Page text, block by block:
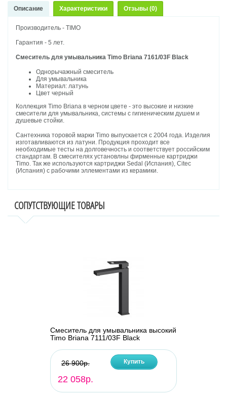
Описание Характеристики Отзывы (0)
Производитель - TIMO
Гарантия - 5 лет.
Смеситель для умывальника Timo Briana 7161/03F Black
Однорычажный смеситель
Для умывальника
Материал: латунь
Цвет черный
Коллекция Timo Briana в черном цвете - это высокие и низкие
смесители для умывальника, системы с гигиеническим душем и
душевые стойки.
Сантехника торовой марки Timo выпускается с 2004 года. Изделия
изготавливаются из латуни. Продукция проходит все
необходимые тесты на долговечность и соответствует российским
стандартам. В смесителях установлны фирменные картриджи
Timo. Так же используются картриджи Sedal (Испания), Citec
(Испания) с рабочими эллементами из керамики.
СОПУТСТВУЮЩИЕ ТОВАРЫ
Смеситель для умывальника высокий
Timo Briana 7111/03F Black
26 900р.
22 058р.
Купить